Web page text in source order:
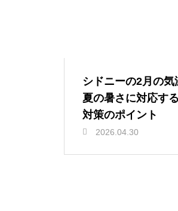
シドニーの2月の
夏の暑さに対応す
対策のポイント
2026.04.30